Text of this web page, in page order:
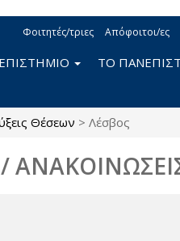
Φοιτητές/τριες Απόφοιτοι/ες
ΤΟ
Θέσεων > Λέσβος